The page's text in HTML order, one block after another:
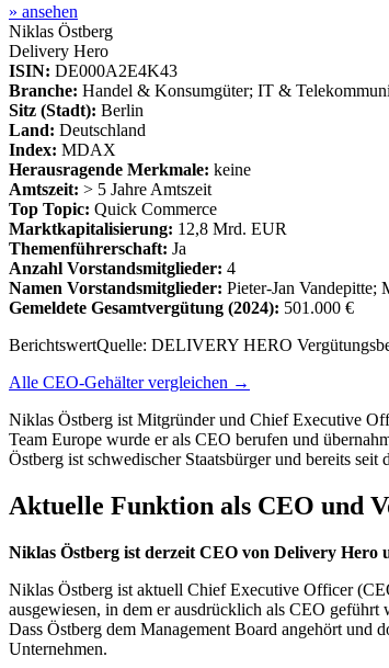
» ansehen
Niklas Östberg
Delivery Hero
ISIN: DE000A2E4K43
Branche: Handel & Konsumgüter; IT &
Sitz (Stadt): Berlin
Land: Deutschland
Index: MDAX
Herausragende Merkmale: keine
Amtszeit: > 5 Jahre Amtszeit
Top Topic: Quick Commerce
Marktkapitalisierung: 12,8 Mrd. EUR
Themenführerschaft: Ja
Anzahl Vorstandsmitglieder: 4
Namen Vorstandsmitglieder: Pieter-Jan Vandepitte;
Gemeldete Gesamtvergütung (2024): 501.000 €
BerichtswertQuelle: DELIVERY HERO
Alle CEO-Gehälter vergleichen →
Niklas Östberg ist Mitgründer und Chief Executive
Team Europe wurde er als CEO berufen und
Östberg ist schwedischer Staatsbürger und bereits
Aktuelle Funktion als CEO und
Niklas Östberg ist derzeit CEO von Delivery Hero
Niklas Östberg ist aktuell Chief Executive Officer
ausgewiesen, in dem er ausdrücklich als CEO
Dass Östberg dem Management Board angehört und
Unternehmen.